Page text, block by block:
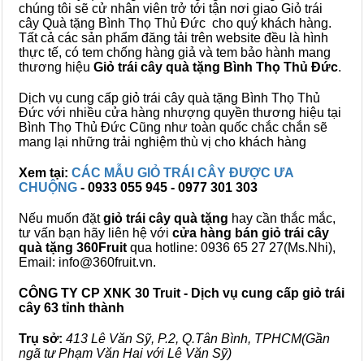
chúng tôi sẽ cử nhân viên trở tới tận nơi giao Giỏ trái
cây Quà tặng Bình Thọ Thủ Đức cho quý khách hàng.
Tất cả các sản phẩm đăng tải trên website đều là hình
thực tế, có tem chống hàng giả và tem bảo hành mang
thương hiệu Giỏ trái cây quà tặng Bình Thọ Thủ Đức.
Dịch vụ cung cấp giỏ trái cây quà tặng Bình Thọ Thủ
Đức với nhiều cửa hàng nhượng quyền thương hiệu tại
Bình Thọ Thủ Đức Cũng như toàn quốc chắc chắn sẽ
mang lại những trải nghiệm thù vị cho khách hàng
Xem tại: CÁC MẪU GIỎ TRÁI CÂY ĐƯỢC ƯA
CHUỘNG - 0933 055 945 - 0977 301 303
Nếu muốn đặtgiỏ trái cây quà tặng hay cần thắc mắc,
tư vấn bạn hãy liên hệ với cửa hàng bán giỏ trái cây
quà tặng 360Fruit qua hotline: 0936 65 27 27(Ms.Nhi),
Email: info@360fruit.vn.
CÔNG TY CP XNK 30 Truit - Dịch vụ cung cấp giỏ trái
cây 63 tỉnh thành
Trụ sở: 413 Lê Văn Sỹ, P.2, Q.Tân Bình, TPHCM(Gần
ngã tư Phạm Văn Hai với Lê Văn Sỹ)